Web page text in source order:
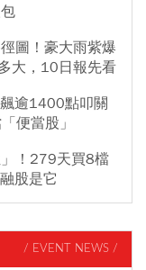
圖！豪大雨紫爆
大，10日報先看
逾1400點叩關
便當股」
！279天買8檔
股是它
/ EVENT NEWS /